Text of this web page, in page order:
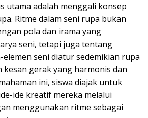
utama adalah menggali konsep
Ritme dalam seni rupa bukan
pola dan irama yang
seni, tetapi juga tentang
elemen seni diatur sedemikian rupa
gerak yang harmonis dan
ini, siswa diajak untuk
ide kreatif mereka melalui
menggunakan ritme sebagai